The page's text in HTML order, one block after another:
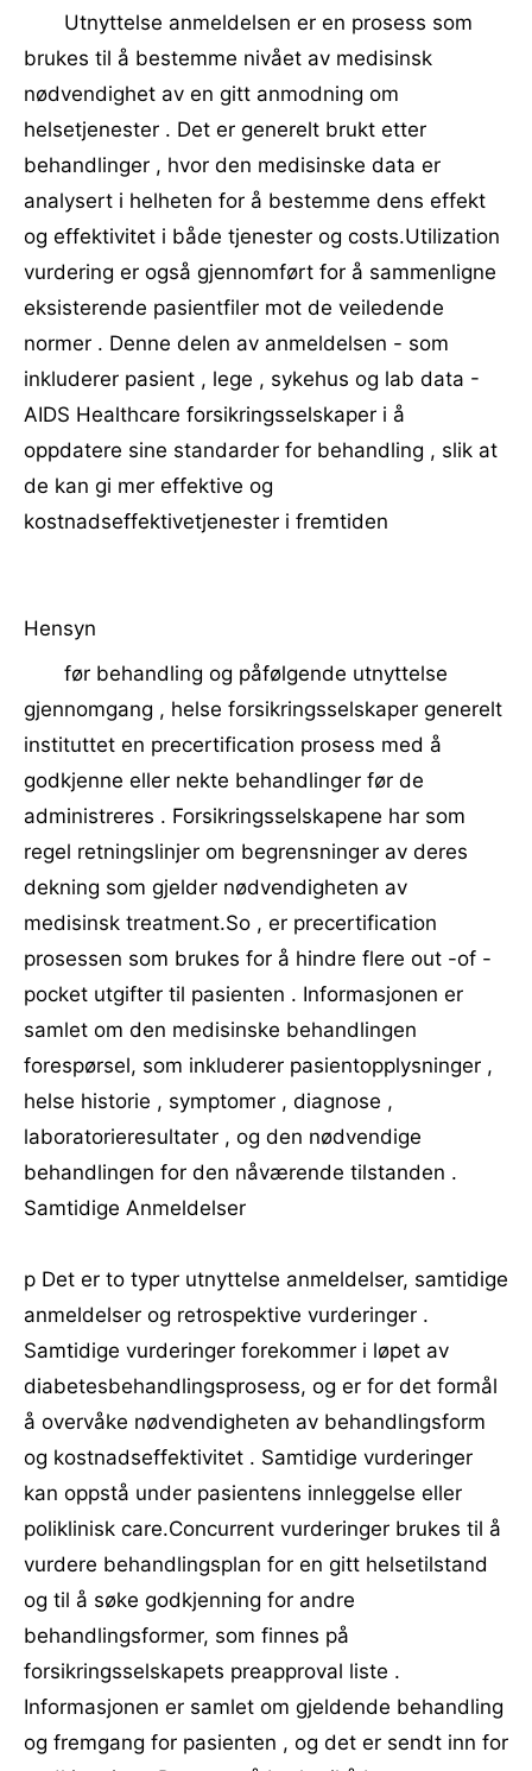
Utnyttelse anmeldelsen er en prosess som
brukes til å bestemme nivået av medisinsk
nødvendighet av en gitt anmodning om
helsetjenester . Det er generelt brukt etter
behandlinger , hvor den medisinske data er
analysert i helheten for å bestemme dens effekt
og effektivitet i både tjenester og costs.Utilization
vurdering er også gjennomført for å sammenligne
eksisterende pasientfiler mot de veiledende
normer . Denne delen av anmeldelsen - som
inkluderer pasient , lege , sykehus og lab data -
AIDS Healthcare forsikringsselskaper i å
oppdatere sine standarder for behandling , slik at
de kan gi mer effektive og
kostnadseffektivetjenester i fremtiden
Hensyn
før behandling og påfølgende utnyttelse
gjennomgang , helse forsikringsselskaper generelt
instituttet en precertification prosess med å
godkjenne eller nekte behandlinger før de
administreres . Forsikringsselskapene har som
regel retningslinjer om begrensninger av deres
dekning som gjelder nødvendigheten av
medisinsk treatment.So , er precertification
prosessen som brukes for å hindre flere out -of -
pocket utgifter til pasienten . Informasjonen er
samlet om den medisinske behandlingen
forespørsel, som inkluderer pasientopplysninger ,
helse historie , symptomer , diagnose ,
laboratorieresultater , og den nødvendige
behandlingen for den nåværende tilstanden .
Samtidige Anmeldelser
p Det er to typer utnyttelse anmeldelser, samtidige
anmeldelser og retrospektive vurderinger .
Samtidige vurderinger forekommer i løpet av
diabetesbehandlingsprosess, og er for det formål
å overvåke nødvendigheten av behandlingsform
og kostnadseffektivitet . Samtidige vurderinger
kan oppstå under pasientens innleggelse eller
poliklinisk care.Concurrent vurderinger brukes til å
vurdere behandlingsplan for en gitt helsetilstand
og til å søke godkjenning for andre
behandlingsformer, som finnes på
forsikringsselskapets preapproval liste .
Informasjonen er samlet om gjeldende behandling
og fremgang for pasienten , og det er sendt inn for